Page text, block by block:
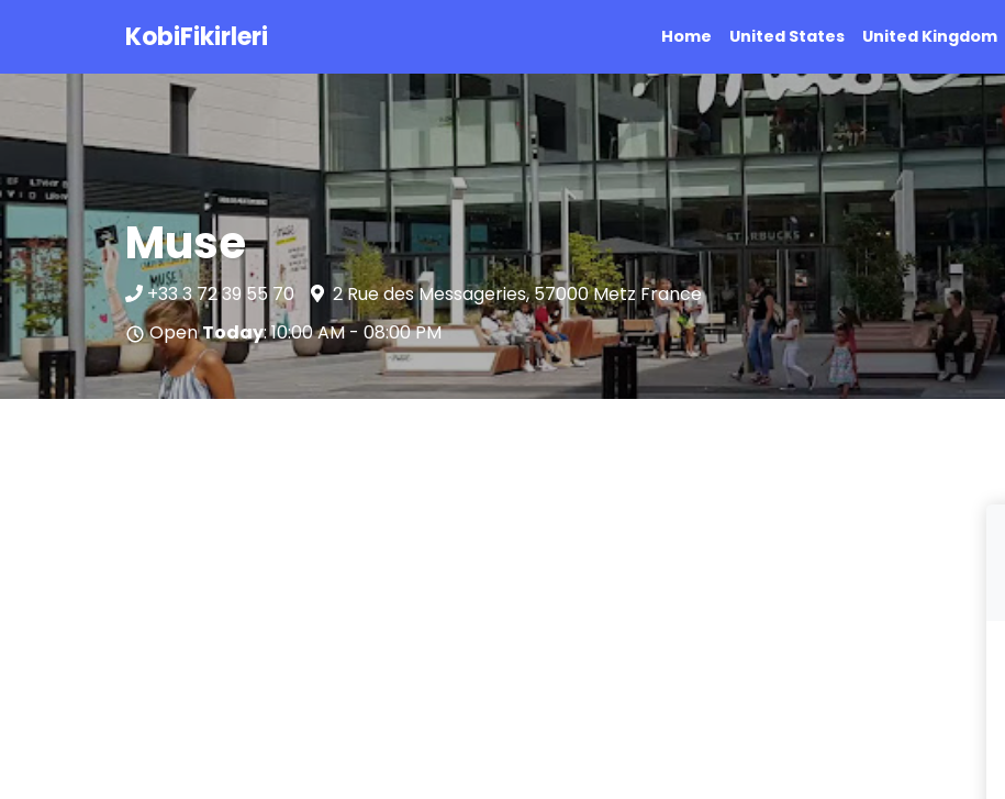
KobiFikirleri Home United States United Kingdom
Muse
+33 3 72 39 55 70
2 Rue des Messageries, 57000 Metz France
OpenToday: 10:00 AM - 08:00 PM